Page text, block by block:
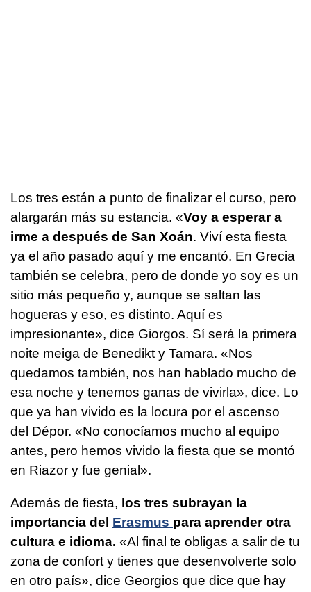
Los tres están a punto de finalizar el curso, pero
alargarán más su estancia. «Voy a esperar a
irme a después de San Xoán. Viví esta fiesta
ya el año pasado aquí y me encantó. En Grecia
también se celebra, pero de donde yo soy es un
sitio más pequeño y, aunque se saltan las
hogueras y eso, es distinto. Aquí es
impresionante», dice Giorgos. Sí será la primera
noite meiga de Benedikt y Tamara. «Nos
quedamos también, nos han hablado mucho de
esa noche y tenemos ganas de vivirla», dice. Lo
que ya han vivido es la locura por el ascenso
del Dépor. «No conocíamos mucho al equipo
antes, pero hemos vivido la fiesta que se montó
en Riazor y fue genial».
Además de fiesta, los tres subrayan la
importancia del Erasmus para aprender otra
cultura e idioma. «Al final te obligas a salir de tu
zona de confort y tienes que desenvolverte solo
en otro país», dice Georgios que dice que hay